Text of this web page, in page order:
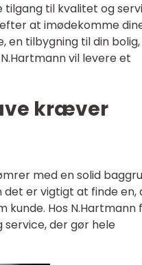
tilgang til kvalitet og
at imødekomme
tilbygning til din
vil levere et
kræver
med en solid
det er vigtigt at finde en,
Hos N.Hartmann
der gør hele